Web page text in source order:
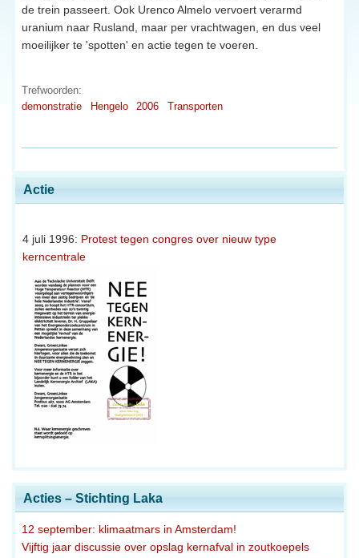
Actie
4 juli 1996: Protest tegen congres over nieuw type
kerncentrale
Acties – Stichting Laka
12 september: klimaatmars in Amsterdam!
Vijftig jaar discussie over opslag kernafval in zoutkoepels
de trein passeert. Ook Urenco Almelo vervoert verarmd
uranium naar Rusland, maar per vrachtwagen, en dus veel
moeilijker te 'spotten' en actie tegen te voeren.
Trefwoorden:
demonstratie
Hengelo 2006 Transporten